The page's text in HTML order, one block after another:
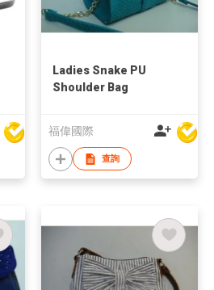
Ladies Snake PU
Shoulder Bag
福偉國際
查詢